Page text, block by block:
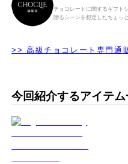
チョコレートに関するギフト
贈るシーンを想定したちょっ
>> 高級チョコレート専門通
今回紹介するアイテ